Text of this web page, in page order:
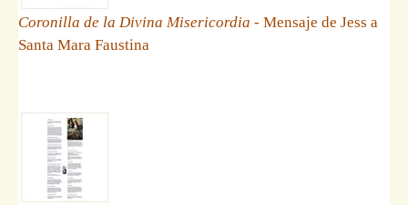
Coronilla de la Divina Misericordia - Mensaje de Jess a
Santa Mara Faustina